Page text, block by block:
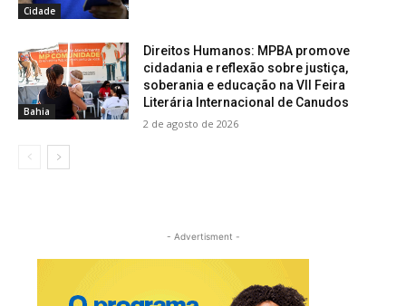
Cidade
Bahia
Direitos Humanos: MPBA promove
cidadania e reflexão sobre justiça,
soberania e educação na VII Feira
Literária Internacional de Canudos
2 de agosto de 2026
- Advertisment -